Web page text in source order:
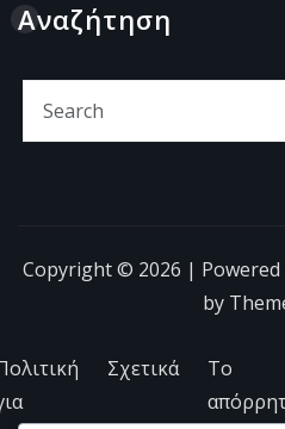
Αναζήτηση
Copyright © 2026 | Powered
by
Σχετικά
Το